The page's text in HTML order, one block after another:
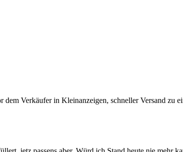
Verkäufer in Kleinanzeigen, schneller Versand zu